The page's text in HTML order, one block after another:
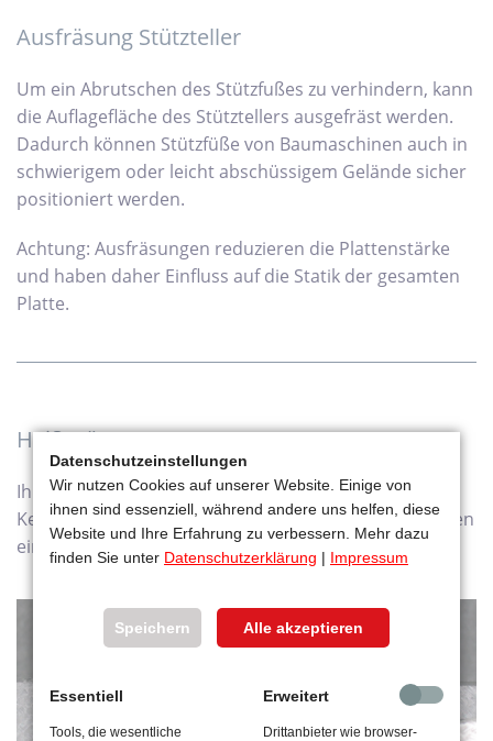
Ausfräsung Stützteller
Um ein Abrutschen des Stützfußes zu verhindern, kann
die Auflagefläche des Stütztellers ausgefräst werden.
Dadurch können Stützfüße von Baumaschinen auch in
schwierigem oder leicht abschüssigem Gelände sicher
positioniert werden.
Achtung: Ausfräsungen reduzieren die Plattenstärke
und haben daher Einfluss auf die Statik der gesamten
Platte.
Heißprägung
Ihr Firmenlogo oder eine Laufnummer kann zur
Kennzeichnung und Rückverfolgung der Abstützplatten
eingebracht werden.
Datenschutzeinstellungen
Wir nutzen Cookies auf unserer Website. Einige von
ihnen sind essenziell, während andere uns helfen, diese
Website und Ihre Erfahrung zu verbessern. Mehr dazu
finden Sie unter Datenschutzerklärung | Impressum
Speichern Alle akzeptieren
Essentiell
Tools, die wesentliche
Erweitert
Drittanbieter wie browser-